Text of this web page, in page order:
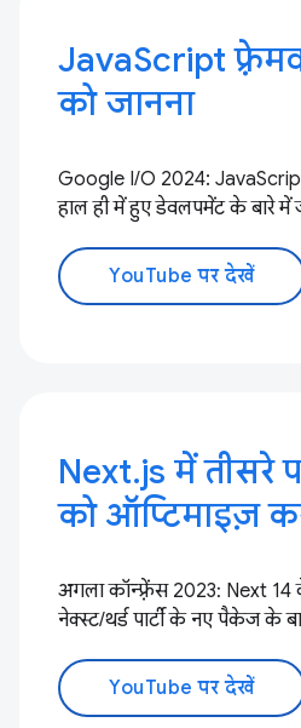
JavaScript
को जानना
Google I/O 2024:
हाल ही में हुए डेवलपमेंट के बारे में
YouTube पर देखें
Next.js में तीसरे
को ऑप्टिमाइज़
अगला कॉन्फ़्रेंस 2023: Next 14
नेक्स्ट/थर्ड पार्टी के नए पैकेज के
YouTube पर देखें